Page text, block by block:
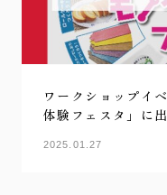
ワークショップイ
体験フェスタ」に
2025.01.27